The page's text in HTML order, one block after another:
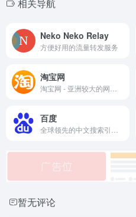
相关导航
Neko Neko Relay
方便好用的流量转发服务
淘宝网
百度
暂无评论